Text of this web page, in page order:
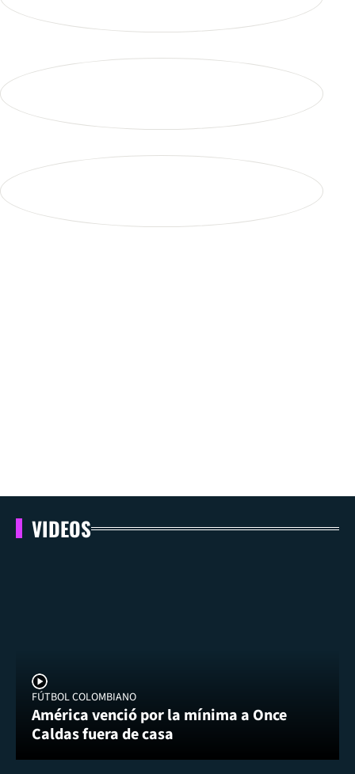
VIDEOS
FÚTBOL COLOMBIANO
América venció por la mínima a Once
Caldas fuera de casa